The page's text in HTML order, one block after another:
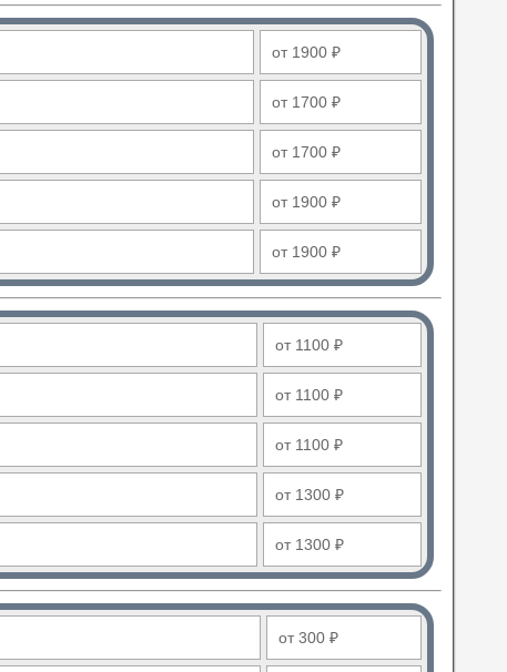
от 1900 ₽
от 1700 ₽
от 1700 ₽
от 1900 ₽
от 1900 ₽
от 1100 ₽
от 1100 ₽
от 1100 ₽
от 1300 ₽
от 1300 ₽
от 300 ₽